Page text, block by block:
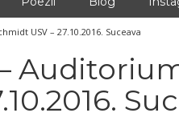
USV – 27.10.2016. Suceava